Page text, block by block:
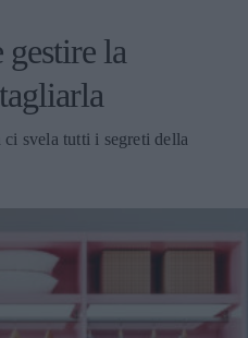
la
svela tutti i segreti della